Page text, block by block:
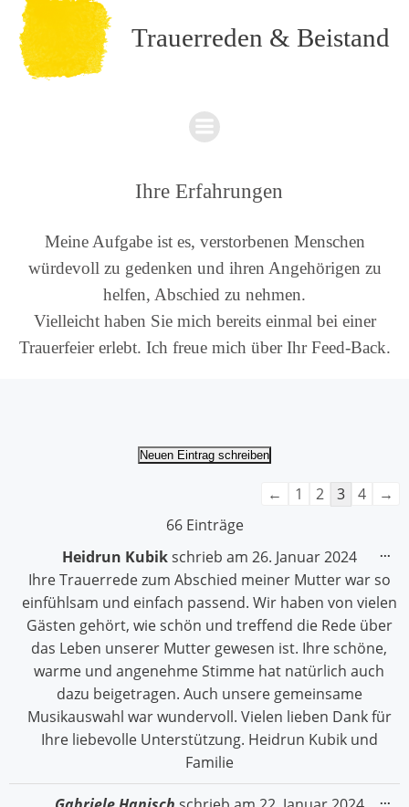
Trauerreden & Beistand
Ihre Erfahrungen
Meine Aufgabe ist es, verstorbenen Menschen
würdevoll zu gedenken und ihren Angehörigen zu
helfen, Abschied zu nehmen.
Vielleicht haben Sie mich bereits einmal bei einer
Trauerfeier erlebt. Ich freue mich über Ihr Feed-Back.
Navigation
← 1 2 3 4
→
66 Einträge
Heidrun Kubikschrieb am 26. Januar 2024
Ihre Trauerrede zum Abschied meiner Mutter war so
einfühlsam und einfach passend. Wir haben von vielen
Gästen gehört, wie schön und treffend die Rede über
das Leben unserer Mutter gewesen ist. Ihre schöne,
warme und angenehme Stimme hat natürlich auch
dazu beigetragen. Auch unsere gemeinsame
Musikauswahl war wundervoll. Vielen lieben Dank für
Ihre liebevolle Unterstützung. Heidrun Kubik und
Familie
...
...